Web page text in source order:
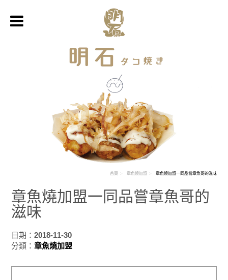
首頁 章魚燒加盟 章魚燒加盟一同品嘗章魚哥的滋味
章魚燒加盟一同品嘗章魚哥的
滋味
日期：2018-11-30
分類：章魚燒加盟